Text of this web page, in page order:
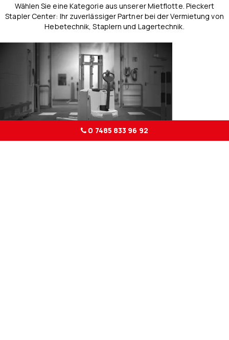
Wählen Sie eine Kategorie aus unserer Mietflotte. Pieckert
Stapler Center: Ihr zuverlässiger Partner bei der Vermietung von
Hebetechnik, Staplern und Lagertechnik.
0 7485 833 96 92